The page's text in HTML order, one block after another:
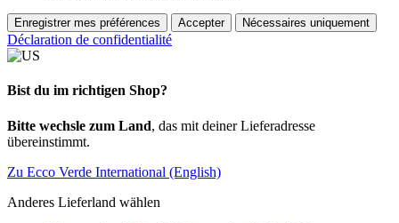
Enregistrer mes préférences Accepter Nécessaires uniquement
Déclaration de confidentialité
Bist du im richtigen Shop?
Bitte wechsle zum Land, das mit deiner Lieferadresse
übereinstimmt.
Zu Ecco Verde International (English)
Anderes Lieferland wählen